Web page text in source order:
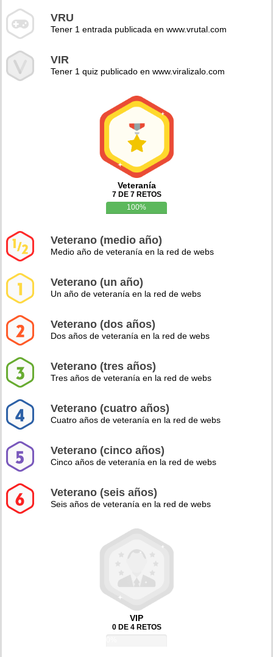
VRU
Tener 1 entrada publicada en www.vrutal.com
VIR
Tener 1 quiz publicado en www.viralizalo.com
Veteranía
7 DE 7 RETOS
100%
Veterano (medio año)
Medio año de veteranía en la red de webs
Veterano (un año)
Un año de veteranía en la red de webs
Veterano (dos años)
Dos años de veteranía en la red de webs
Veterano (tres años)
Tres años de veteranía en la red de webs
Veterano (cuatro años)
Cuatro años de veteranía en la red de webs
Veterano (cinco años)
Cinco años de veteranía en la red de webs
Veterano (seis años)
Seis años de veteranía en la red de webs
VIP
0 DE 4 RETOS